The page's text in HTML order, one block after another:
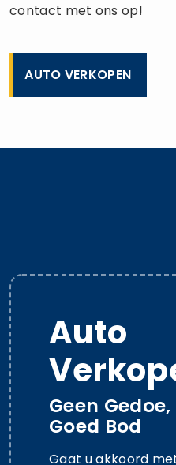
contact met ons op!
AUTO VERKOPEN
Auto
Geen
Goed Bod
Gaat u akkoord